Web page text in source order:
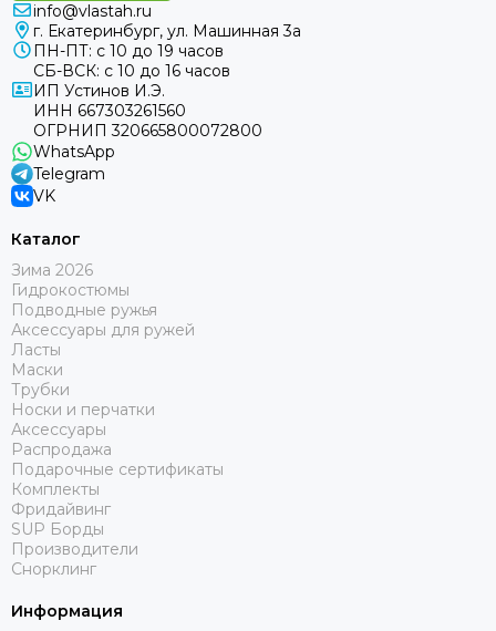
info@vlastah.ru
г. Екатеринбург, ул. Машинная 3а
ПН-ПТ: с 10 до 19 часов
СБ-ВСК: с 10 до 16 часов
ИП Устинов И.Э.
ИНН 667303261560
ОГРНИП 320665800072800
WhatsApp
Telegram
VK
Каталог
Зима 2026
Гидрокостюмы
Подводные ружья
Аксессуары для ружей
Ласты
Маски
Трубки
Носки и перчатки
Аксессуары
Распродажа
Подарочные сертификаты
Комплекты
Фридайвинг
SUP Борды
Производители
Снорклинг
Информация